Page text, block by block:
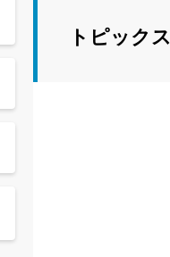
トピックス